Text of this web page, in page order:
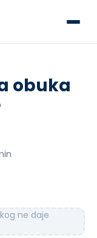
obuka
ne daje